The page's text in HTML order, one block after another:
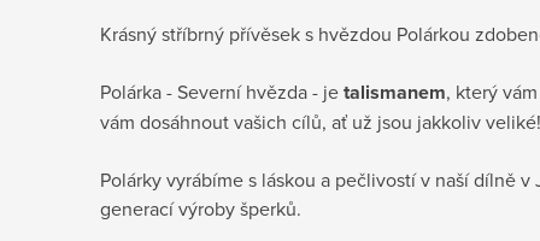
Krásný stříbrný přívěsek s hvězdou Polárkou
Polárka - Severní hvězda - jetalismanem, který vám
vám dosáhnout vašich cílů, ať už jsou jakkoliv veliké!
Polárky vyrábíme s láskou a pečlivostí v naší dílně
generací výroby šperků.